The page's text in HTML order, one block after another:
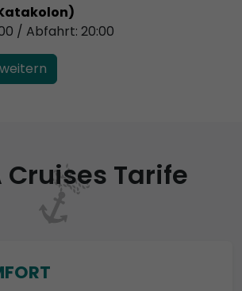
/ Abfahrt: 20:00
Cruises Tarife